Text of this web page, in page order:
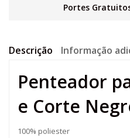
Portes
Descrição Informação
Penteador
e Corte
100% poliester